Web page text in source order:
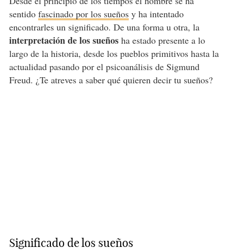
sentido fascinado por los sueñosy ha intentado
encontrarles un significado. De una forma u otra, la
interpretación de los sueñosha estado presente a lo
largo de la historia, desde los pueblos primitivos hasta la
actualidad pasando por el psicoanálisis de Sigmund
Freud. ¿Te atreves a saber qué quieren decir tu sueños?
Significado de los sueños